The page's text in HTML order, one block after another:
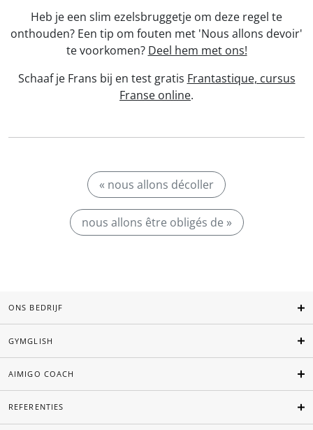
Heb je een slim ezelsbruggetje om deze regel te
onthouden? Een tip om fouten met 'Nous allons devoir'
te voorkomen? Deel hem met ons!
Schaaf je Frans bij en test gratis Frantastique, cursus
Franse online.
« nous allons décoller
nous allons être obligés de »
ONS BEDRIJF
GYMGLISH
AIMIGO COACH
REFERENTIES